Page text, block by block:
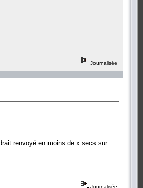
Journalisée
renvoyé en moins de x secs sur
Journalisée